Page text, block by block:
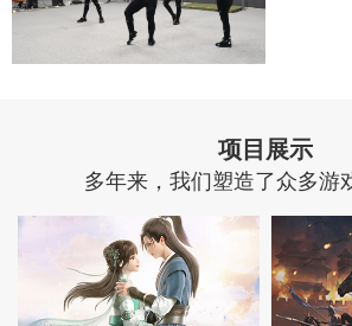
项目展示
多年来，我们塑造了众多游